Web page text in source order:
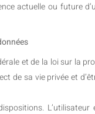
actuelle ou future
et de la loi sur la
de sa vie privée et